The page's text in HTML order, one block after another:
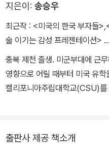
지은이: 송승우
최근작 : <미국의 한국 부자들>,
술 이기는 감성 프레젠테이션>
충북 제천 출생. 미군부대에 근
영향으로 어릴 때부터 미국 유
캘리포니아주립대학교(CSU)를
력과 실력을 인정받기 시작했다.
출판사 제공 책소개